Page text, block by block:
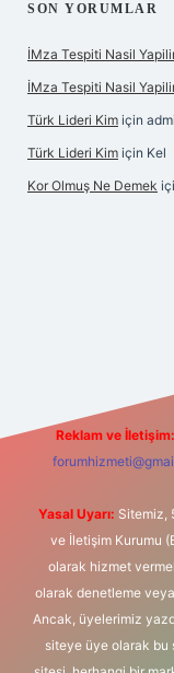
SON YORUMLAR
İMza Tespiti Nasil
İMza Tespiti Nasil
Türk Lideri Kim için
Türk Lideri Kim için Kel
Kor Olmuş Ne Demek
Reklam ve İletişim:
Yasal Uyarı: Sitemiz,
ve İletişim Kurumu
olarak hizmet
olarak denetleme
Ancak, üyelerimiz
siteye üye olarak bu